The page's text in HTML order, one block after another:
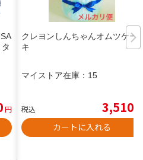
円
クレヨンしんちゃんオムツケー
キ
マイストア在庫： 15
税込 3,510
カートに入れる